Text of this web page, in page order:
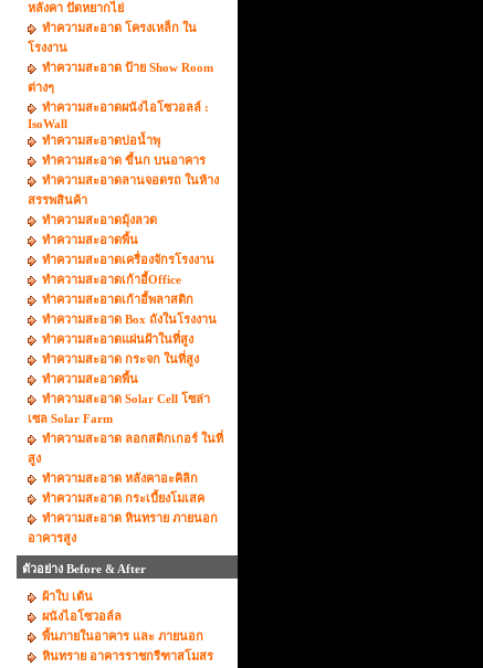
หลังคา ปัดหยากไย่
ทำความสะอาด โครงเหล็ก ใน
โรงงาน
ทำความสะอาด ป้าย Show Room
ต่างๆ
ทำความสะอาดผนังไอโซวอลล์ :
IsoWall
ทำความสะอาดบ่อน้ำพุ
ทำความสะอาด ขี้นก บนอาคาร
ทำความสะอาดลานจอดรถ ในห้าง
สรรพสินค้า
ทำความสะอาดมุ้งลวด
ทำความสะอาดพื้น
ทำความสะอาดเครื่องจักรโรงงาน
ทำความสะอาดเก้าอี้Office
ทำความสะอาดเก้าอี้พลาสติก
ทำความสะอาด Box ถังในโรงงาน
ทำความสะอาดแผ่นฝ้าในที่สูง
ทำความสะอาด กระจก ในที่สูง
ทำความสะอาดพื้น
ทำความสะอาด Solar Cell โซล่า
เซล Solar Farm
ทำความสะอาด ลอกสติกเกอร์ ในที่
สูง
ทำความสะอาด หลังคาอะคิลิก
ทำความสะอาด กระเบื้ยงโมเสค
ทำความสะอาด หินทราย ภายนอก
อาคารสูง
ตัวอย่าง Before & After
ผ้าใบ เต้น
ผนังไอโซวอล์ล
พื้นภายในอาคาร และ ภายนอก
หินทราย อาคารราชกรีฑาสโมสร